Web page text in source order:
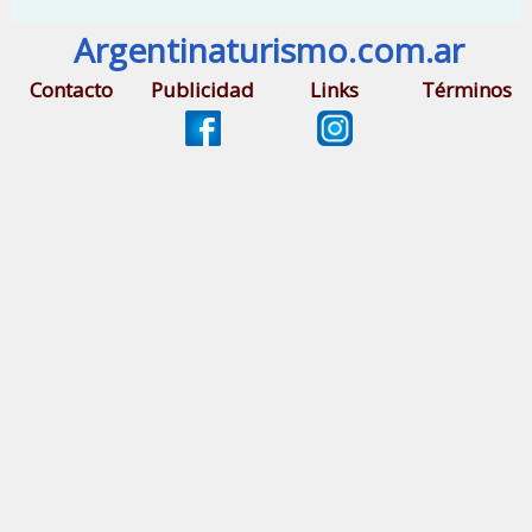
Argentinaturismo.com.ar
Contacto Publicidad Links Términos